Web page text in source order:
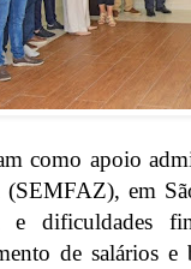
como apoio
(SEMFAZ), em
e dificuldades
de salários e